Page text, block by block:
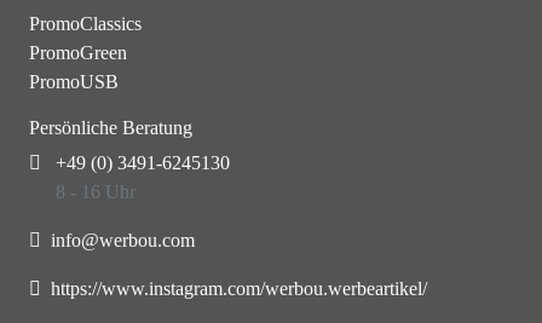
PromoClassics
PromoGreen
PromoUSB
Persönliche Beratung
+49 (0) 3491-6245130
8 - 16 Uhr
info@werbou.com
https://www.instagram.com/werbou.werbeartikel/